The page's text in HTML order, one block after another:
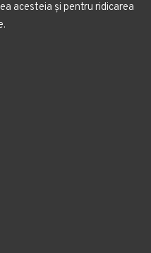
acesteia și pentru ridicarea